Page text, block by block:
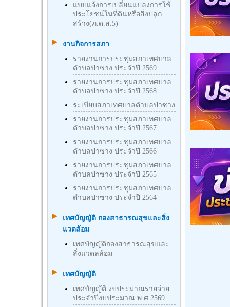
แบบแจ้งการเปลี่ยนแปลงการใช้
ประโยชน์ในที่ดินหรือสิ่งปลูก
สร้าง(ภ.ด.ส.5)
งานกิจการสภา
รายงานการประชุมสภาเทศบาล
ตำบลป่าซาง ประจำปี 2569
รายงานการประชุมสภาเทศบาล
ตำบลป่าซาง ประจำปี 2568
ระเบียบสภาเทศบาลตำบลป่าซาง
รายงานการประชุมสภาเทศบาล
ตำบลป่าซาง ประจำปี 2567
รายงานการประชุมสภาเทศบาล
ตำบลป่าซาง ประจำปี 2566
รายงานการประชุมสภาเทศบาล
ตำบลป่าซาง ประจำปี 2565
รายงานการประชุมสภาเทศบาล
ตำบลป่าซาง ประจำปี 2564
เทศบัญญัติ กองสาธารณสุขและสิ่ง
แวดล้อม
เทศบัญญัติกองสาธารณสุขและ
สิ่งแวดลล้อม
เทศบัญญัติ
เทศบัญญัติ งบประมาณรายจ่าย
ประจำปีงบประมาณ พ.ศ.2569